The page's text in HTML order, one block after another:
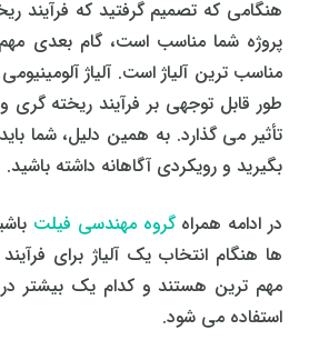
هنگامی که تصمیم گرفتید که فرآیند
پروژه شما مناسب است، گام بعدی
مناسب ترین آلیاژ است. آلیاژ
طور قابل توجهی بر فرآیند ریخته
تأثیر می گذارد. به همین دلیل، شما
بگیرید و رویکردی آگاهانه داشته باشید.
در ادامه همراهگروه مهندسی فیلت
ها هنگام انتخاب یک آلیاژ برای
مهم ترین هستند و کدام یک بیشتر در
استفاده می شود.